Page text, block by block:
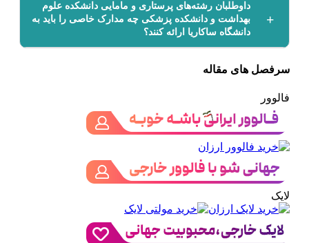
داوطلبان رشته‌های پرستاری و مامایی دانشکده علوم
بهداشت و دانشکده پزشکی چه مدارک خاصی را باید به
دانشگاه ساکاریا ارائه کنند؟
سرفصل های مقاله
فالوور
لایک